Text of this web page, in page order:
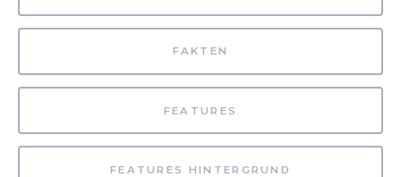
FAKTEN
FEATURES
FEATURES HINTERGRUND